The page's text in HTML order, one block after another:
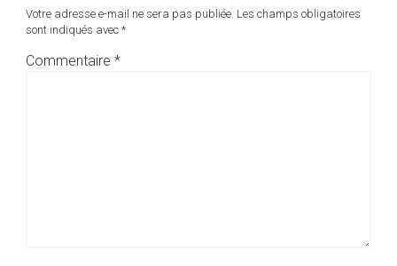
Votre adresse e-mail ne sera pas publiée. Les champs obligatoires
sont indiqués avec *
Commentaire *